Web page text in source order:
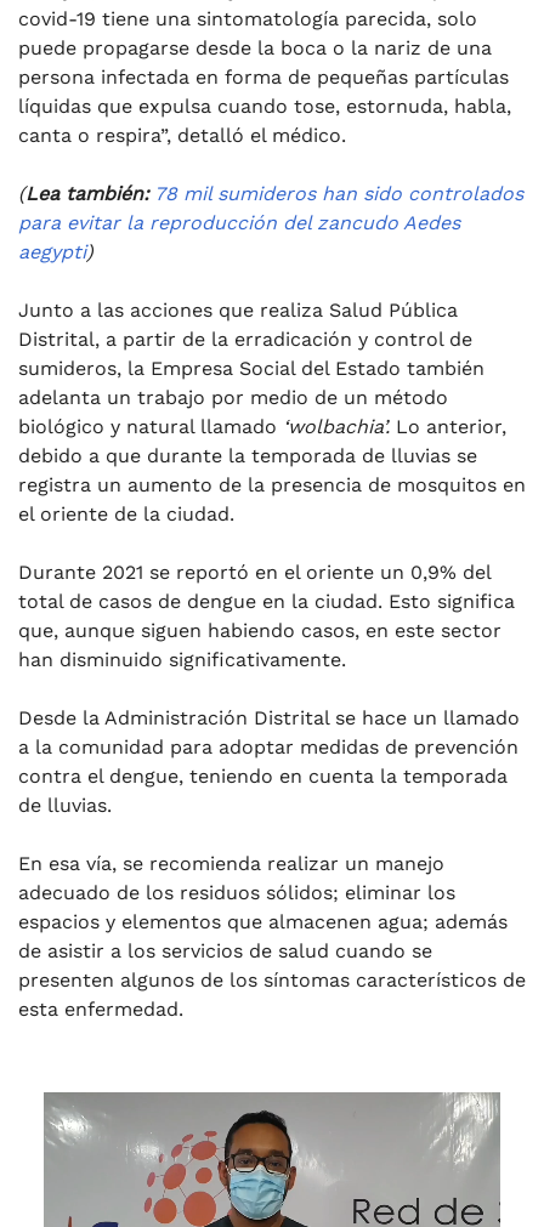
covid-19 tiene una sintomatología parecida, solo
puede propagarse desde la boca o la nariz de una
persona infectada en forma de pequeñas partículas
líquidas que expulsa cuando tose, estornuda, habla,
canta o respira”, detalló el médico.
(Lea también: 78 mil sumideros han sido controlados
para evitar la reproducción del zancudo Aedes
aegypti)
Junto a las acciones que realiza Salud Pública
Distrital, a partir de la erradicación y control de
sumideros, la Empresa Social del Estado también
adelanta un trabajo por medio de un método
biológico y natural llamado ‘wolbachia’. Lo anterior,
debido a que durante la temporada de lluvias se
registra un aumento de la presencia de mosquitos en
el oriente de la ciudad.
Durante 2021 se reportó en el oriente un 0,9% del
total de casos de dengue en la ciudad. Esto significa
que, aunque siguen habiendo casos, en este sector
han disminuido significativamente.
Desde la Administración Distrital se hace un llamado
a la comunidad para adoptar medidas de prevención
contra el dengue, teniendo en cuenta la temporada
de lluvias.
En esa vía, se recomienda realizar un manejo
adecuado de los residuos sólidos; eliminar los
espacios y elementos que almacenen agua; además
de asistir a los servicios de salud cuando se
presenten algunos de los síntomas característicos de
esta enfermedad.